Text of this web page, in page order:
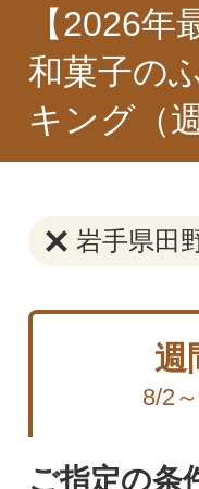
【2026
和菓子の
キング（
岩手県田
週
8/2
ご指定の条